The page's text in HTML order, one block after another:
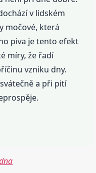
v lidském
močové, která
piva je tento efekt
míry, že řadí
vzniku dny.
a při pití